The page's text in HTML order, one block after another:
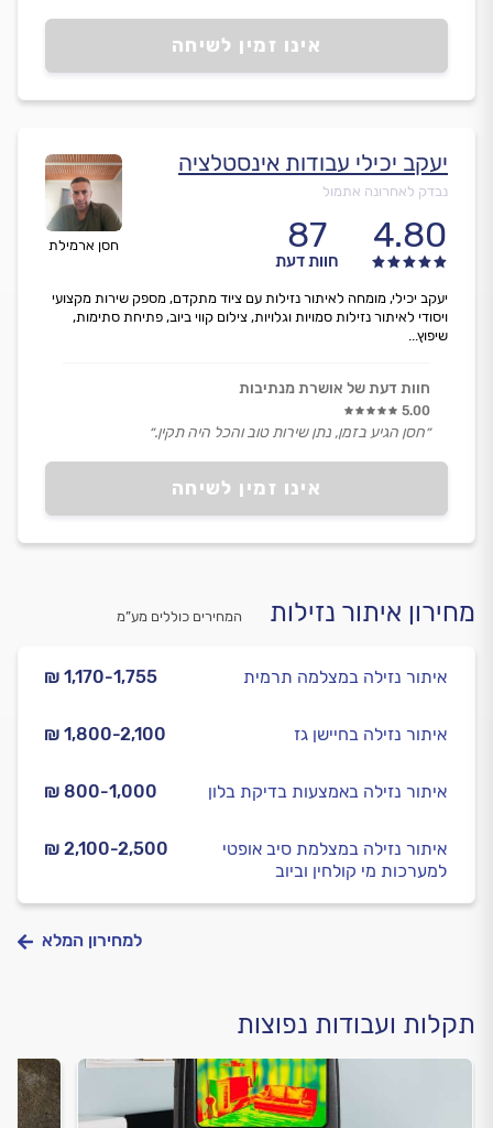
אינו זמין לשיחה
חסן ארמילת
יעקב יכילי עבודות אינסטלציה
נבדק לאחרונה אתמול
4.80
87
חוות דעת
אינו זמין לשיחה
יעקב יכילי, מומחה לאיתור נזילות עם ציוד מתקדם, מספק שירות מקצועי
ויסודי לאיתור נזילות סמויות וגלויות, צילום קווי ביוב, פתיחת סתימות,
שיפוץ...
חוות דעת של אושרת מנתיבות
5.00
״חסן הגיע בזמן, נתן שירות טוב והכל היה תקין.״
מחירון איתור נזילות המחירים כוללים מע”מ
₪ 1,170-1,755 איתור נזילה במצלמה תרמית
₪ 1,800-2,100 איתור נזילה בחיישן גז
₪ 800-1,000 איתור נזילה באמצעות בדיקת בלון
₪ 2,100-2,500
איתור נזילה במצלמת סיב אופטי
למערכות מי קולחין וביוב
למחירון המלא
תקלות ועבודות נפוצות